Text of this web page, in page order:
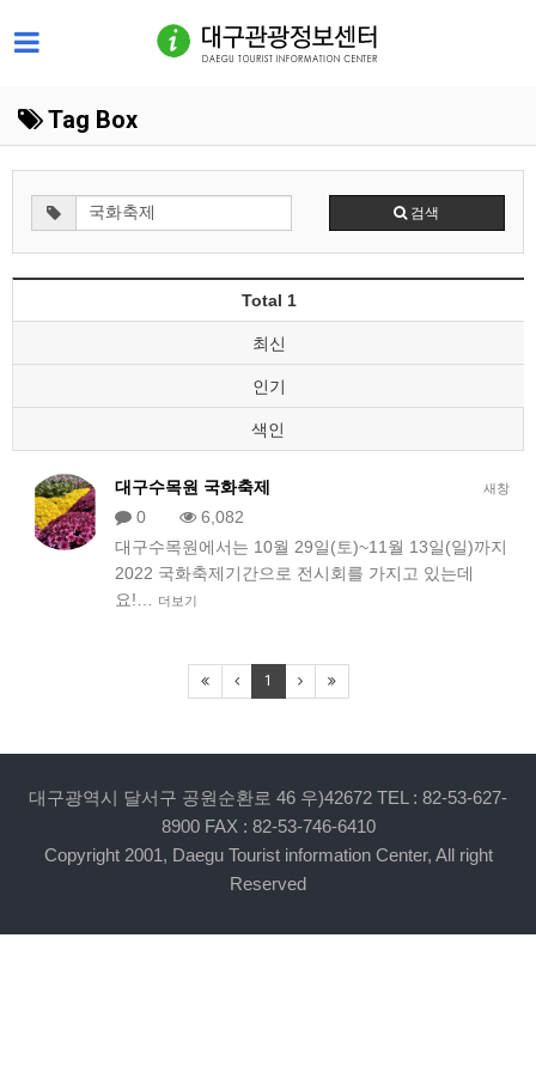
Tag Box
검색
Total 1
최신
인기
색인
새창
대구수목원 국화축제
0
6,082
대구수목원에서는 10월 29일(토)~11월 13일(일)까지
2022 국화축제기간으로 전시회를 가지고 있는데
요!…
더보기
1
대구광역시 달서구 공원순환로 46 우)42672 TEL : 82-53-627-
8900 FAX : 82-53-746-6410
Copyright 2001, Daegu Tourist information Center, All right
Reserved